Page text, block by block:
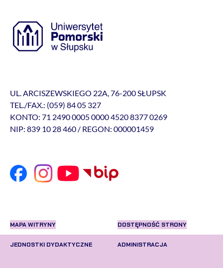
UL. ARCISZEWSKIEGO 22A, 76-200 SŁUPSK
TEL./FAX.: (059) 84 05 327
KONTO: 71 2490 0005 0000 4520 8377 0269
NIP: 839 10 28 460 / REGON: 000001459
MAPA WITRYNY DOSTĘPNOŚĆ STRONY
JEDNOSTKI DYDAKTYCZNE ADMINISTRACJA